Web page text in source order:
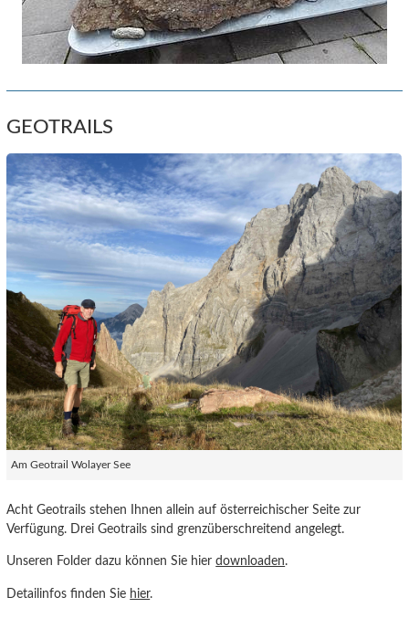
GEOTRAILS
Am Geotrail Wolayer See
Acht Geotrails stehen Ihnen allein auf österreichischer Seite zur
Verfügung. Drei Geotrails sind grenzüberschreitend angelegt.
Unseren Folder dazu können Sie hierdownloaden.
Detailinfos finden Sie hier.